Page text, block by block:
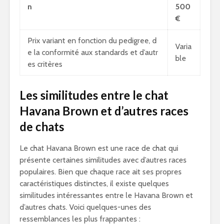
n
500
€
Prix variant en fonction du pedigree, d
e la conformité aux standards et d’autr
es critères
Varia
ble
Les similitudes entre le chat
Havana Brown et d’autres races
de chats
Le chat Havana Brown est une race de chat qui
présente certaines similitudes avec d’autres races
populaires. Bien que chaque race ait ses propres
caractéristiques distinctes, il existe quelques
similitudes intéressantes entre le Havana Brown et
d’autres chats. Voici quelques-unes des
ressemblances les plus frappantes :